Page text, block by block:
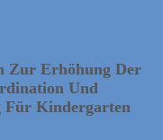
Zur Erhöhung Der
Und
Für Kindergarten